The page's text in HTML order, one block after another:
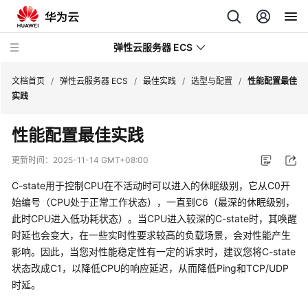
弹性云服务器 ECS
最
新
动
服
务
公
告
产
品
文档首页 / 弹性云服务器 ECS / 最佳实践 / 选型与配置 / 性能配置最佳
实践
性能配置最佳实践
更新时间： 2025-11-14 GMT+08:00
C-state用于控制CPU在不活动时可以进入的休眠级别，它从C0开
始编号（CPU处于正常工作状态），一直到C6（最深的休眠级别，
此时CPU进入低功耗状态）。当CPU进入较深的C-state时，其唤醒
时延也会变大，在一些实时性要求较高的负载场景，会对性能产生
影响。因此，当您对性能稳定性有一定的诉求时，建议您将C-state
状态改成C1，以降低CPU的响应延迟，从而降低Ping和TCP/UDP
时延。